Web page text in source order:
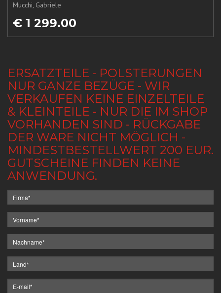
Mucchi, Gabriele
€ 1 299.00
ERSATZTEILE - POLSTERUNGEN
NUR GANZE BEZÜGE - WIR
VERKAUFEN KEINE EINZELTEILE
& KLEINTEILE - NUR DIE IM SHOP
VORHANDEN SIND - RÜCKGABE
DER WARE NICHT MÖGLICH -
MINDESTBESTELLWERT 200 EUR.
GUTSCHEINE FINDEN KEINE
ANWENDUNG.